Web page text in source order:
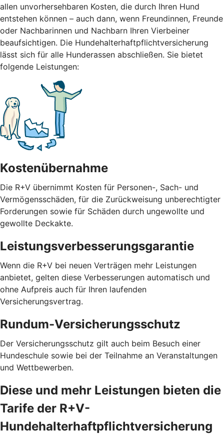
allen unvorhersehbaren Kosten, die durch Ihren Hund
entstehen können – auch dann, wenn Freundinnen, Freunde
oder Nachbarinnen und Nachbarn Ihren Vierbeiner
beaufsichtigen. Die Hundehalterhaftpflichtversicherung
lässt sich für alle Hunderassen abschließen. Sie bietet
folgende Leistungen:
Kostenübernahme
Die R+V übernimmt Kosten für Personen-, Sach- und
Vermögensschäden, für die Zurückweisung unberechtigter
Forderungen sowie für Schäden durch ungewollte und
gewollte Deckakte.
Leistungsverbesserungsgarantie
Wenn die R+V bei neuen Verträgen mehr Leistungen
anbietet, gelten diese Verbesserungen automatisch und
ohne Aufpreis auch für Ihren laufenden
Versicherungsvertrag.
Rundum-Versicherungsschutz
Der Versicherungsschutz gilt auch beim Besuch einer
Hundeschule sowie bei der Teilnahme an Veranstaltungen
und Wettbewerben.
Diese und mehr Leistungen bieten die
Tarife der R+V-
Hundehalterhaftpflichtversicherung